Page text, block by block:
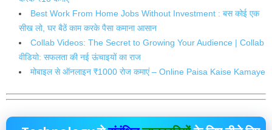
Best Work From Home Jobs Without Investment : बस कोई एक
सीख लो, घर बैठें काम करके पैसा कमाना आसान
Collab Videos: The Secret to Growing Your Audience | Collab
वीडियो: सफलता की नई ऊंचाइयों का राज
मोबाइल से ऑनलाइन ₹1000 रोज कमाएं – Online Paisa Kaise Kamaye